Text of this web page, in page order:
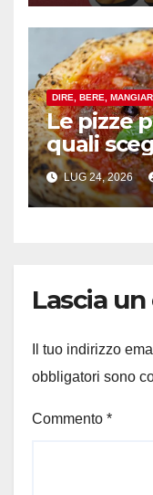
DIRE, BERE,
Le pizze
quali
LUG 24, 2026
Lascia
Il tuo indirizzo
obbligatori sono
Commento *